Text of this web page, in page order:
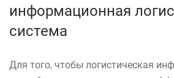
информационная
система
Для того, чтобы логистическая